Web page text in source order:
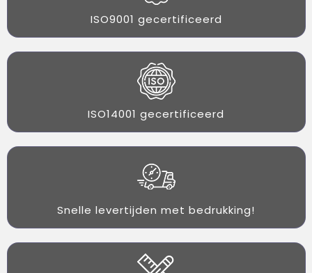
ISO9001 gecertificeerd
ISO14001 gecertificeerd
Snelle levertijden met bedrukking!